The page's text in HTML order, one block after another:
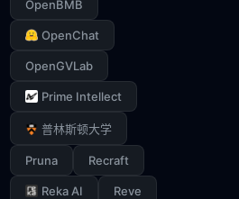
OpenBMB
OpenChat
OpenGVLab
Prime Intellect
普林斯顿大学
Pruna Recraft
Reka AI Reve